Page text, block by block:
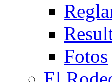
Fotos